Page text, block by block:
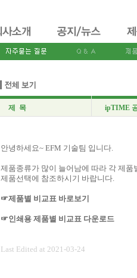
제 목 ipTIME
안녕하세요~ EFM 기술팀 입니다.
제품종류가 많이 늘어남에 따라 각 제
제품선택에 참조하시기 바랍니다.
☞제품별 비교표 바로보기
☞인쇄용 제품별 비교표 다운로드
Last Edited at 2021-03-24